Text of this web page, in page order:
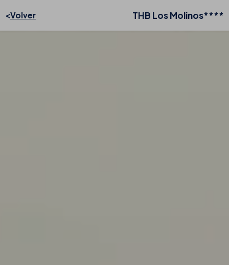
Volver THB Los Molinos****